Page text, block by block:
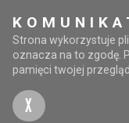
Strona wykorzystuje
oznacza na to zgodę.
pamięci twojej
X